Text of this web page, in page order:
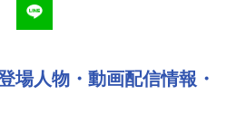
映画一覧
声優/女性声優一覧
今期アニメ
夏アニメ
場人物・動画配信情報・